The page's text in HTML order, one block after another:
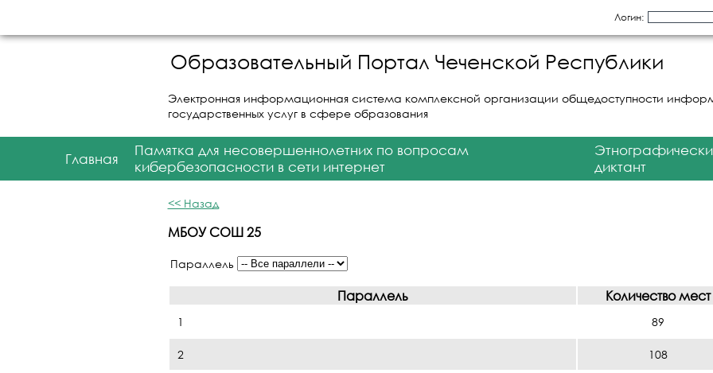
Логин:
Образовательный Портал Чеченской Республики
Электронная информационная система комплексной организации общедоступности
государственных услуг в сфере образования
Главная
Памятка для несовершеннолетних по вопросам
кибербезопасности в сети интернет
диктант
<< Назад
МБОУ СОШ 25
Параллель
Параллель Количество мест
1 89
2 108